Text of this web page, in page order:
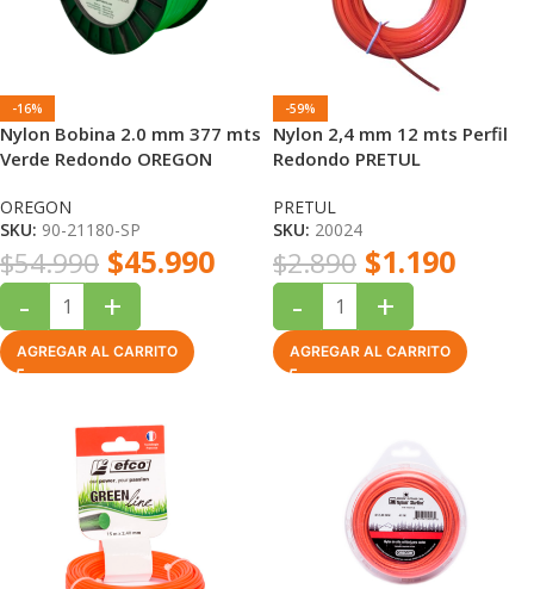
-16%
Nylon Bobina 2.0 mm 377 mts
Verde Redondo OREGON
OREGON
SKU: 90-21180-SP
$54.990 $45.990
- +
AGREGAR AL CARRITO
-59%
Nylon 2,4 mm 12 mts Perfil
Redondo PRETUL
PRETUL
SKU: 20024
$2.890 $1.190
- +
AGREGAR AL CARRITO